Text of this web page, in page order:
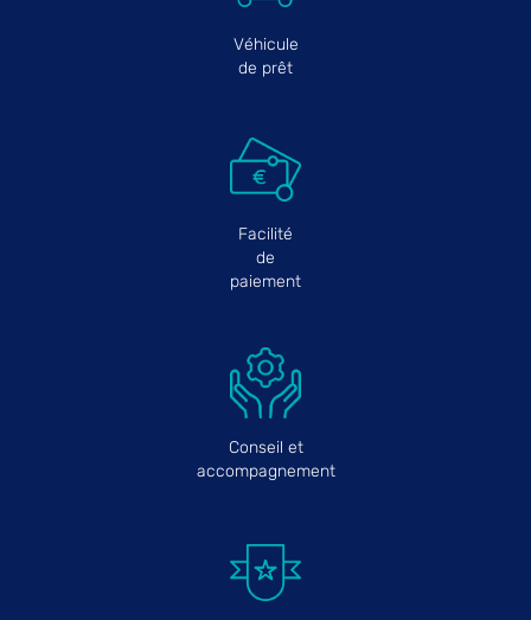
Véhicule
de prêt
Facilité
de
paiement
Conseil et
accompagnement